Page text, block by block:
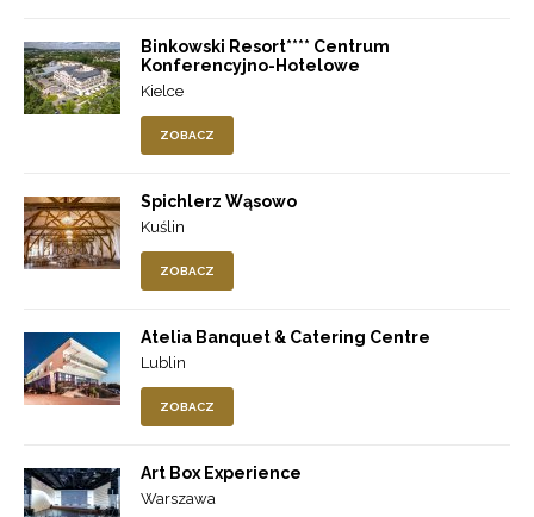
Binkowski Resort**** Centrum
Konferencyjno-Hotelowe
Kielce
ZOBACZ
Spichlerz Wąsowo
Kuślin
ZOBACZ
Atelia Banquet & Catering Centre
Lublin
ZOBACZ
Art Box Experience
Warszawa